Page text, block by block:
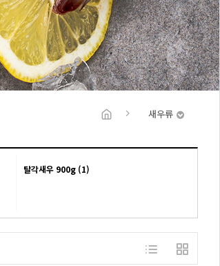
새우류
탈각새우 900g (1)